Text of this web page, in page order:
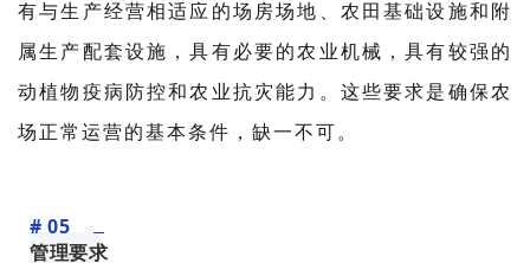
有与生产经营相适应的场房场地、农田基础设施和附
属生产配套设施，具有必要的农业机械，具有较强的
动植物疫病防控和农业抗灾能力。这些要求是确保农
场正常运营的基本条件，缺一不可。
# 05
管理要求